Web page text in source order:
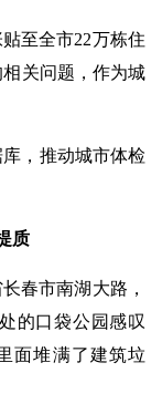
至全市22万栋住
关问题，作为城
，推动城市体检
质
春市南湖大路，
的口袋公园感叹
面堆满了建筑垃